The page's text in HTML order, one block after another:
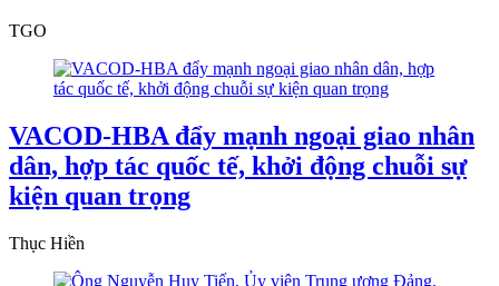
TGO
VACOD-HBA đẩy mạnh ngoại giao nhân
dân, hợp tác quốc tế, khởi động chuỗi sự
kiện quan trọng
Thục Hiền